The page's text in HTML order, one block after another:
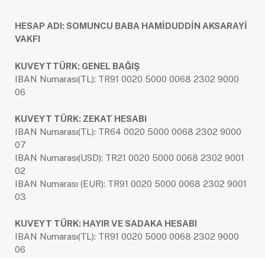
HESAP ADI: SOMUNCU BABA HAMİDUDDİN AKSARAYİ
VAKFI
KUVEYTTÜRK: GENEL BAĞIŞ
IBAN Numarası(TL): TR91 0020 5000 0068 2302 9000
06
KUVEYT TÜRK: ZEKAT HESABI
IBAN Numarası(TL): TR64 0020 5000 0068 2302 9000
07
IBAN Numarası(USD): TR21 0020 5000 0068 2302 9001
02
IBAN Numarası (EUR): TR91 0020 5000 0068 2302 9001
03
KUVEYT TÜRK: HAYIR VE SADAKA HESABI
IBAN Numarası(TL): TR91 0020 5000 0068 2302 9000
06